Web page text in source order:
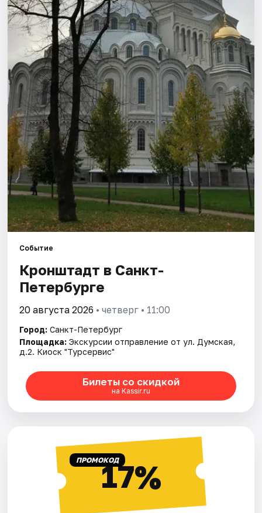
События
Города
Площадки
Артисты
Рейтинги
Событие
Кронштадт в Санкт-
Петербурге
20 августа 2026 • четверг • 11:00
Город: Санкт-Петербург
Площадка: Экскурсии отправление от ул. Думская,
д.2. Киоск "Турсервис"
Билеты со скидкой
на Kassir.ru
ПРОМОКОД17%